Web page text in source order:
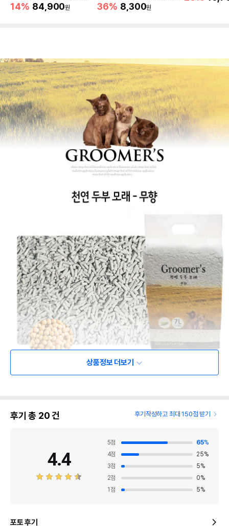
바모래
14% 84,900원
0kg)
36% 8,300원
상품정보 더보기
후기 총 20건 후기작성하고 최대 150점 받기
4.4
5점 65%
4점 25%
3점 5%
2점 0%
1 점 5%
포토 후기